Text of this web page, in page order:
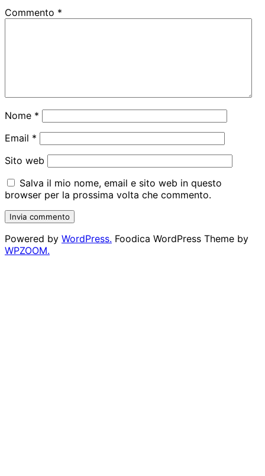
Commento *
Nome *
Email *
Sito web
Salva il mio nome, email e sito web in questo
browser per la prossima volta che commento.
Powered by WordPress. Foodica WordPress Theme by
WPZOOM.